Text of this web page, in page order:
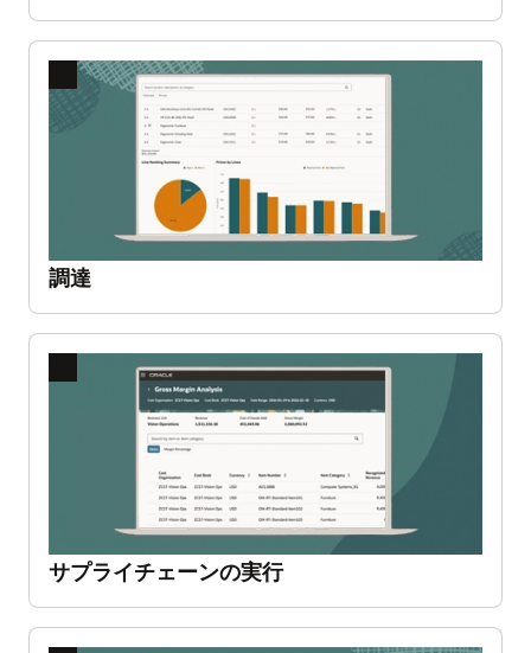
拡大する
単一の統合製品ライフサイクル管理(PLM)プラットフォーム
Oracle Fusion Cloud Product Lifecycle
Managementは、先進的なAIを活用し、アイデア
の選定から実現までお客様のチームをインテリジ
ェントにガイドします。直感的で統合されたプラ
ットフォーム上で、最適なビジネス機会をシーム
フォーマンスに関する予測インサイトを得ること
ができます。AIを活用したコラボレーションと意
思決定支援により、お客様の組織は開発を効率化
し、リスクを低減し、あらゆる優れたアイデアを
最大限に市場展開することができます。
ド
次
の
ス
ラ
イ
ド
拡大する
オラクルによるサプライ・チェーン・プランニングの最新化
今日のサプライチェーンは、かつてないほどグロ
ーバル化し、極めて複雑で不安定になっていま
す。収益を増やし、コストを削減するためには、
迅速、シンプル、かつインテリジェントな、将来
に備えたサプライチェーン計画が必要です。
Oracle Supply Chain Planningは、需要を予測し、
次
の
ス
イ
ド
調達
拡大する
サプライチェーンの実行